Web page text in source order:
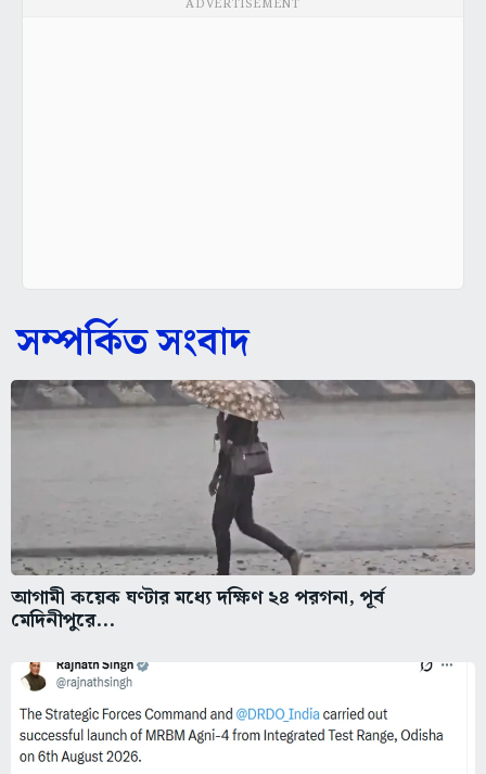
ADVERTISEMENT
সম্পর্কিত সংবাদ
আগামী কয়েক ঘণ্টার মধ্যে দক্ষিণ ২৪ পরগনা, পূর্ব
মেদিনীপুরে...